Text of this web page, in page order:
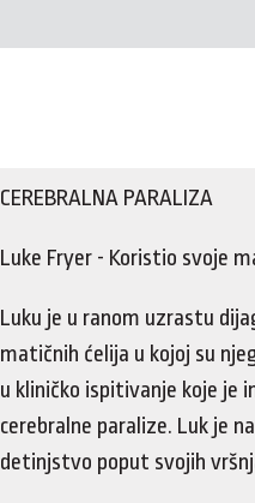
CEREBRALNA PARALIZA
Luke Fryer - Koristio svoje
Luku je u ranom uzrastu
matičnih ćelija u kojoj su
u kliničko ispitivanje koje je
cerebralne paralize. Luk je
detinjstvo poput svojih